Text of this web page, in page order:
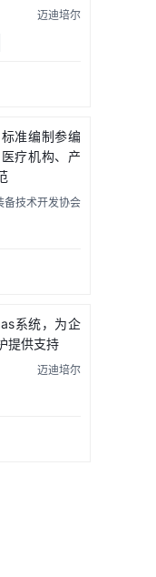
迈迪培尔
准编制参编
疗机构、产
备技术开发协会
系统，为企
提供支持
迈迪培尔